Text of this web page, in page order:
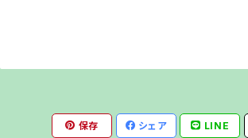
保存 シェア LINE